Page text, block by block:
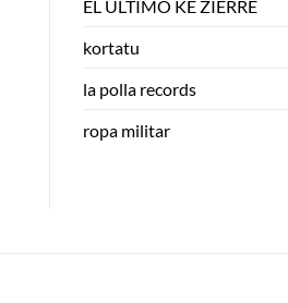
EL ULTIMO KE ZIERRE
kortatu
la polla records
ropa militar